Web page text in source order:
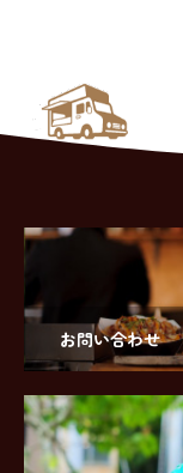
お問い合わせ